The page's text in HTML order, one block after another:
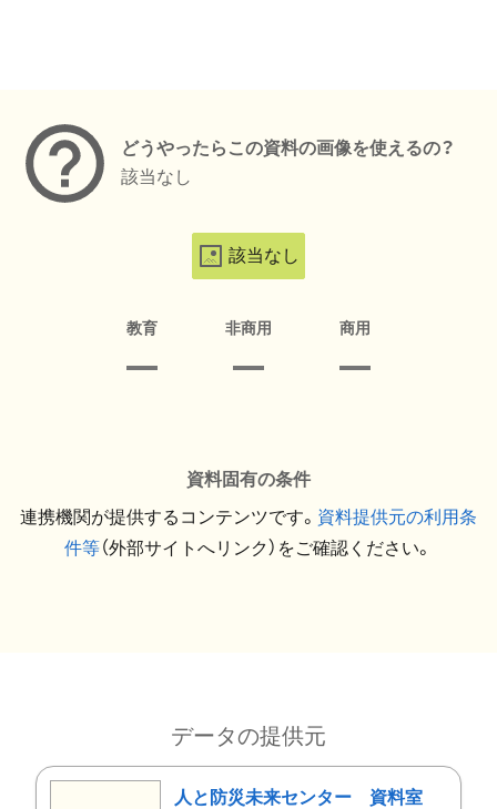
どうやったらこの資料の画像を使えるの？
該当なし
該当なし
教育 非商用 商用
資料固有の条件
連携機関が提供するコンテンツです。 資料提供元の利用条
件等（外部サイトへリンク）をご確認ください。
データの提供元
人と防災未来センター 資料室